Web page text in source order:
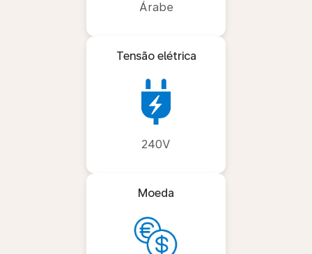
Árabe
Tensão elétrica
240V
Moeda